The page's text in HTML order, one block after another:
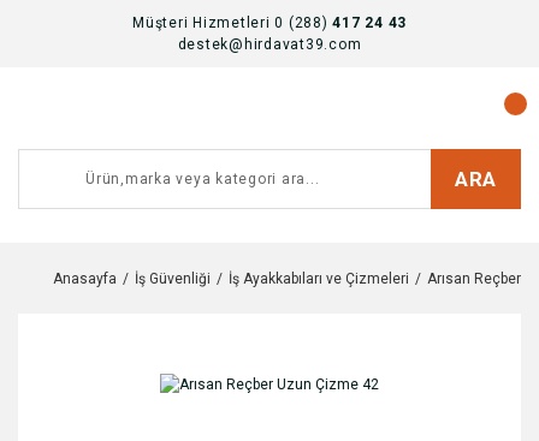
Müşteri Hizmetleri 0 (288)417 24 43
destek@hirdavat39.com
ARA
Anasayfa İş Güvenliği İş Ayakkabıları ve Çizmeleri Arısan Reçber